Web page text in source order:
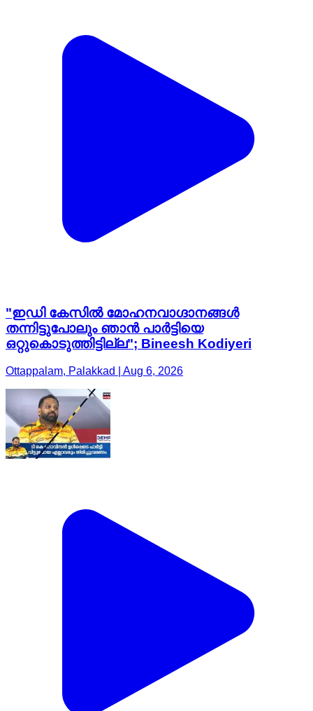
"ഇഡി കേസിൽ മോഹനവാഗ്ദാനങ്ങൾ
തന്നിട്ടുപോലും ഞാൻ പാർട്ടിയെ
ഒറ്റുകൊടുത്തിട്ടില്ല"; Bineesh Kodiyeri
Ottappalam, Palakkad | Aug 6, 2026